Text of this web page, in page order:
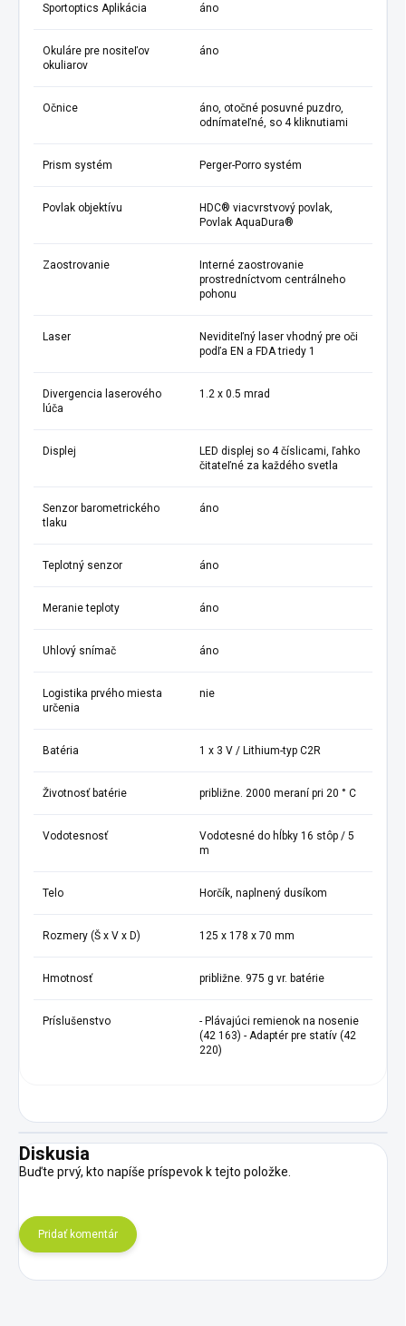
Sportoptics Aplikácia áno
Okuláre pre nositeľov
okuliarov
áno
Očnice
áno, otočné posuvné puzdro,
odnímateľné, so 4 kliknutiami
Prism systém Perger-Porro systém
Povlak objektívu
HDC® viacvrstvový povlak,
Povlak AquaDura®
Zaostrovanie
Interné zaostrovanie
prostredníctvom centrálneho
pohonu
Laser
Neviditeľný laser vhodný pre oči
podľa EN a FDA triedy 1
Divergencia laserového
lúča
1.2 x 0.5 mrad
Displej
LED displej so 4 číslicami, ľahko
čitateľné za každého svetla
Senzor barometrického
tlaku
áno
Teplotný senzor áno
Meranie teploty áno
Uhlový snímač áno
Logistika prvého miesta
určenia
nie
Batéria 1 x 3 V / Lithium-typ C2R
Životnosť batérie približne. 2000 meraní pri 20 ° C
Vodotesnosť
Vodotesné do hĺbky 16 stôp / 5
m
Telo Horčík, naplnený dusíkom
Rozmery (Š x V x D) 125 x 178 x 70 mm
Hmotnosť približne. 975 g vr. batérie
Príslušenstvo
- Plávajúci remienok na nosenie
(42 163) - Adaptér pre statív (42
220)
Diskusia
Buďte prvý, kto napíše príspevok k tejto položke.
Pridať komentár